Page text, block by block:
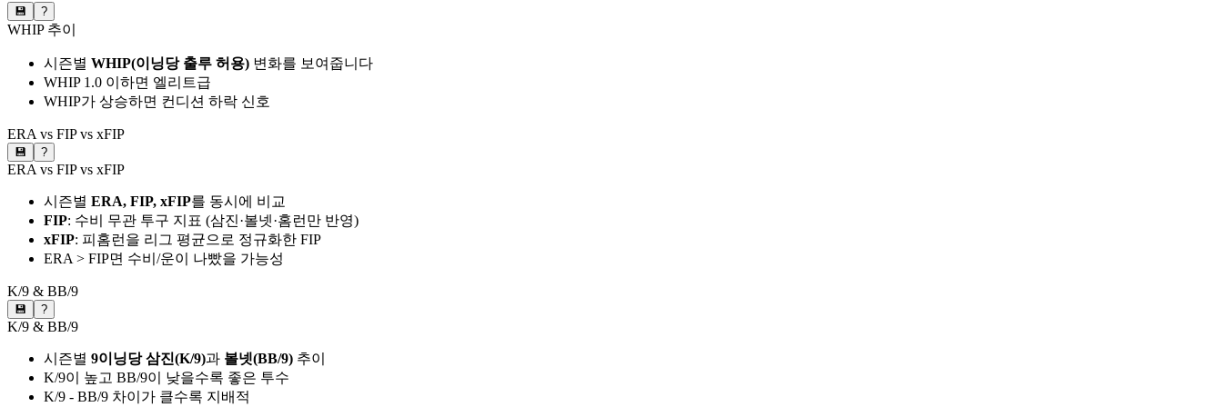
💾 ?
WHIP 추이
시즌별 WHIP(이닝당 출루 허용) 변화를 보여줍니다
WHIP 1.0 이하면 엘리트급
WHIP가 상승하면 컨디션 하락 신호
ERA vs FIP vs xFIP
💾 ?
ERA vs FIP vs xFIP
시즌별 ERA, FIP, xFIP를 동시에 비교
FIP: 수비 무관 투구 지표 (삼진·볼넷·홈런만 반영)
xFIP: 피홈런을 리그 평균으로 정규화한 FIP
ERA > FIP면 수비/운이 나빴을 가능성
K/9 & BB/9
💾 ?
K/9 & BB/9
시즌별 9이닝당 삼진(K/9)과 볼넷(BB/9) 추이
K/9이 높고 BB/9이 낮을수록 좋은 투수
K/9 - BB/9 차이가 클수록 지배적